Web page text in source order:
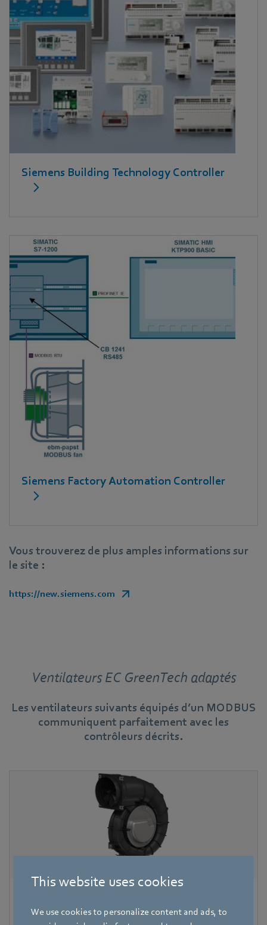
This website uses cookies
We use cookies to personalize content and ads, to
Siemens Building Technology Controller
Siemens Factory Automation Controller
Vous trouverez de plus amples informations sur
le site :
https://new.siemens.com
Ventilateurs EC GreenTech adaptés
Les ventilateurs suivants équipés d’un MODBUS
communiquent parfaitement avec les
contrôleurs décrits.
Ventilateur centrifuge prêt au montage avec régulation